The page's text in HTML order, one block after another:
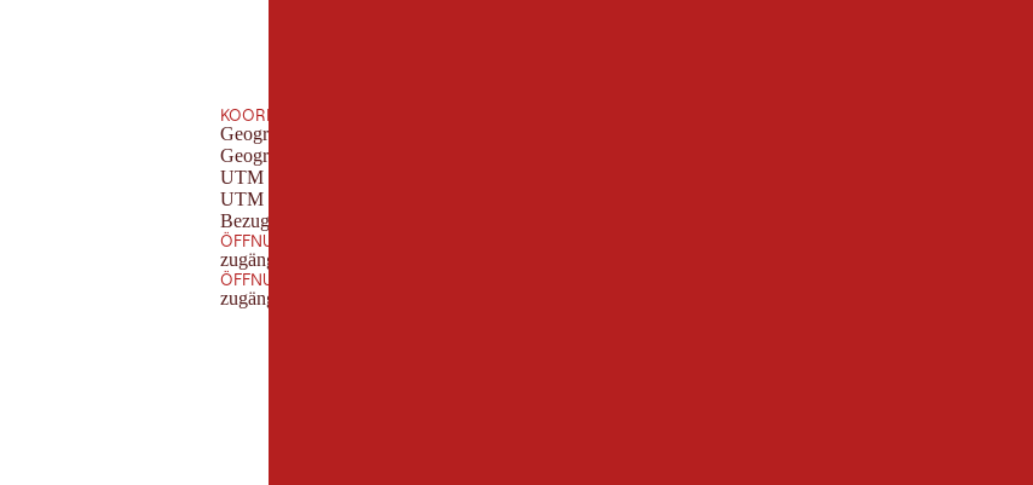
KOORDINATEN
Geografische Länge:
Geografische Breite:
UTM (Ost):
UTM (Ost):
Bezugsmeridian:
ÖFFNUNGSZEITEN SOMMER
zugänglich mit AV-Schlüssel
ÖFFNUNGSZEITEN WINTER
zugänglich mit AV-Schlüssel